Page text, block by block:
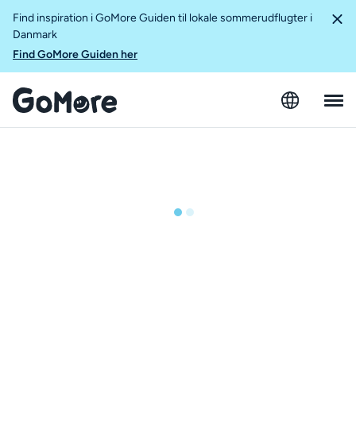
Find inspiration i GoMore Guiden til lokale sommerudflugter i
Danmark
Find GoMore Guiden her